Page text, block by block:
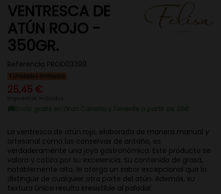
VENTRESCA DE
ATÚN ROJO -
350GR.
Referencia PROD03399
Unidades limitadas
25,45 €
Impuestos incluidos
La ventresca de atún rojo, elaborada de manera manual y
artesanal como las conservas de antaño, es
verdaderamente una joya gastronómica. Este producto se
valora y cotiza por su excelencia. Su contenido de grasa,
notablemente alto, le otorga un sabor excepcional que lo
distingue de cualquier otra parte del atún. Además, su
textura única resulta irresistible al paladar.